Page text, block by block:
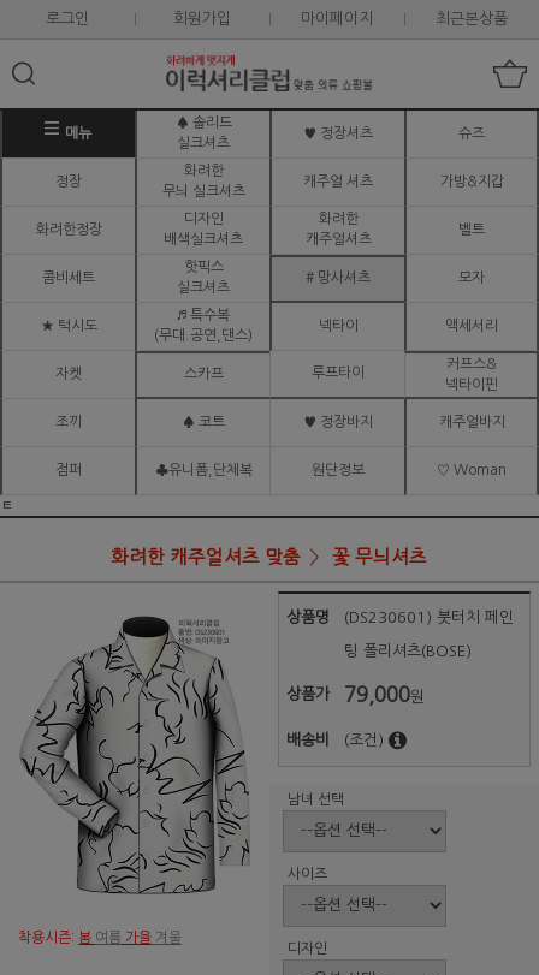
로그인 회원가입 마이페이지 최근본상품
메뉴
♠ 솔리드
실크셔츠
♥ 정장셔츠 슈즈
정장
화려한
무늬 실크셔츠
캐주얼 셔츠 가방&지갑
화려한정장
디자인
배색실크셔츠
화려한
캐주얼셔츠
벨트
콤비세트
핫픽스
실크셔츠
# 망사셔츠 모자
★ 턱시도
♬ 특수복
(무대.공연,댄스)
넥타이 액세서리
자켓 스카프 루프타이
커프스&
넥타이핀
조끼 ♠ 코트 ♥ 정장바지 캐주얼바지
점퍼 ♣유니폼,단체복 원단정보 ♡ Woman
ㅌ
화려한 캐주얼셔츠 맞춤 꽃 무늬셔츠
착용시즌: 봄 여름 가을 겨울
상품명 (DS230601) 붓터치 페인
팅 폴리셔츠(BOSE)
상품가 79,000원
배송비 (조건)
남녀 선택
사이즈
디자인